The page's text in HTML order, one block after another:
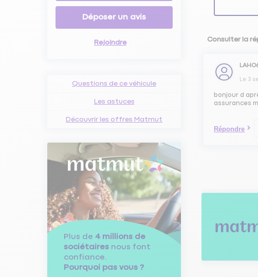
Déposer un avis
Rejoindre
Questions de ce véhicule
Les astuces
Découvrir les offres Matmut
Plus de 4 millions de
sociétaires nous font
confiance.
Pourquoi pas vous ?
Consulter la
Le 3
bonjour d
assurances
Répondre